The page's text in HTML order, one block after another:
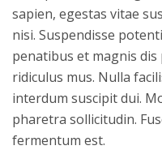
sapien, egestas vitae
nisi. Suspendisse
penatibus et magnis
ridiculus mus. Nulla
interdum suscipit dui.
pharetra sollicitudin.
fermentum est.